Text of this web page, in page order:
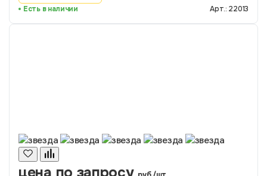
Есть в наличии Арт.: 22013
цена по запросу